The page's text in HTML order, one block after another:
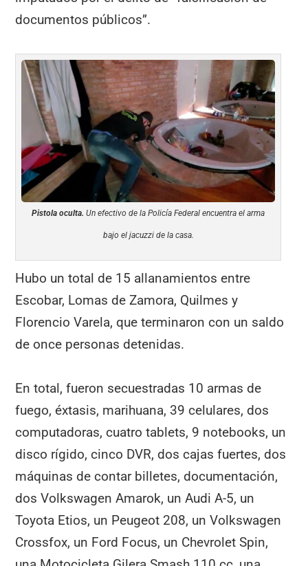
documentos públicos”.
Pistola oculta. Un efectivo de la Policía Federal encuentra el arma
bajo el jacuzzi de la casa.
Hubo un total de 15 allanamientos entre
Escobar, Lomas de Zamora, Quilmes y
Florencio Varela, que terminaron con un saldo
de once personas detenidas.
En total, fueron secuestradas 10 armas de
fuego, éxtasis, marihuana, 39 celulares, dos
computadoras, cuatro tablets, 9 notebooks, un
disco rígido, cinco DVR, dos cajas fuertes, dos
máquinas de contar billetes, documentación,
dos Volkswagen Amarok, un Audi A-5, un
Toyota Etios, un Peugeot 208, un Volkswagen
Crossfox, un Ford Focus, un Chevrolet Spin,